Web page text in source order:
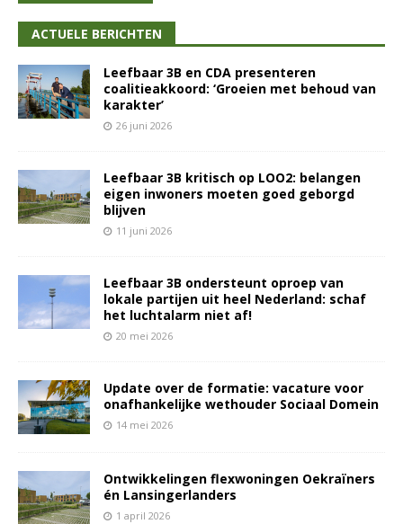
ACTUELE BERICHTEN
Leefbaar 3B en CDA presenteren
coalitieakkoord: ‘Groeien met behoud van
karakter’
26 juni 2026
Leefbaar 3B kritisch op LOO2: belangen
eigen inwoners moeten goed geborgd
blijven
11 juni 2026
Leefbaar 3B ondersteunt oproep van
lokale partijen uit heel Nederland: schaf
het luchtalarm niet af!
20 mei 2026
Update over de formatie: vacature voor
onafhankelijke wethouder Sociaal Domein
14 mei 2026
Ontwikkelingen flexwoningen Oekraïners
én Lansingerlanders
1 april 2026